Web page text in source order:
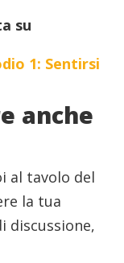
su
1: Sentirsi
anche
al tavolo del
la tua
discussione,